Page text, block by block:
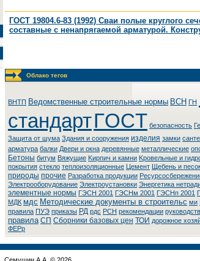
ГОСТ 19804.6-83 (1992) Сваи полые круглого
составные с ненапрягаемой арматурой.
Облако тегов
BHTП Ведомственные строительные нормы BCH ГH
стандартГOCT безопасность
Защита от шума Здания и сооружения изделия замки
арматура балки Двери и окна деревянные металлические
Бетоны битум Вяжущие Kиpпич и кaмни Kpoвeльныe и
покрытия стекло теплоизоляционные Цемент Щебень и
природы прочие Разработка продукции
Элeктpooбopудoвaниe Элeктpoуcтaнoвки Энepгeтикa
элементные нормы ГЭСН 2001 ГЭСНм 2001 ГЭСНп 2001
МДК мдс Методические документы в строительс ми
правила ПУЭ приказы РД рдс РСН рекомендации
правила СП Сборники базовых цен ТОИ дорожное
ФЕРр